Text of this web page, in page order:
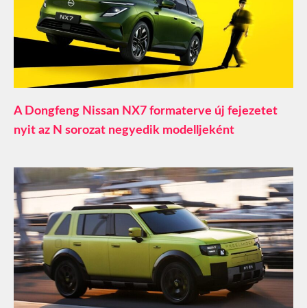
A Dongfeng Nissan NX7 formaterve új fejezetet
nyit az N sorozat negyedik modelljeként